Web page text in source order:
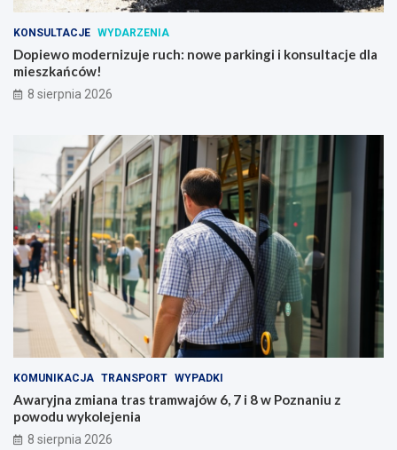
KONSULTACJE WYDARZENIA
Dopiewo modernizuje ruch: nowe parkingi i konsultacje dla
mieszkańców!
8 sierpnia 2026
KOMUNIKACJA TRANSPORT WYPADKI
Awaryjna zmiana tras tramwajów 6, 7 i 8 w Poznaniu z
powodu wykolejenia
8 sierpnia 2026